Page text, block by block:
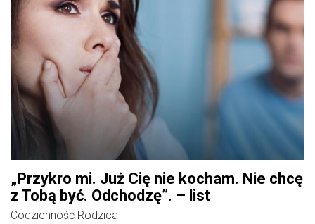
„Przykro mi. Już Cię nie kocham. Nie chcę
z Tobą być. Odchodzę”. – list
Codzienność Rodzica